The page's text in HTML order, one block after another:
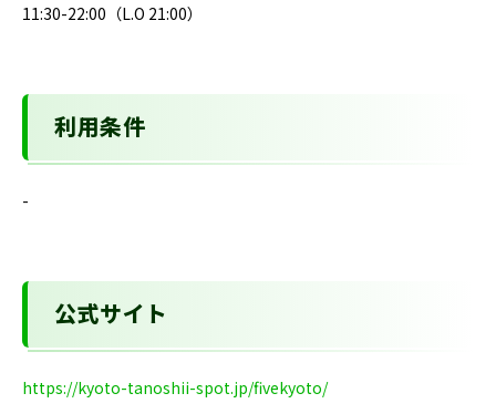
11:30-22:00（L.O 21:00）
利用条件
-
公式サイト
https://kyoto-tanoshii-spot.jp/fivekyoto/